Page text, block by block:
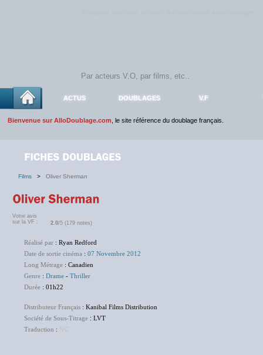
ACTUS DOUBLAGES V.F
Bienvenue sur AlloDoublage.com , le site référence du doublage français.
Films > Oliver Sherman
Votre avis
sur la VF :
2.0/5 (179 notes)
Réalisé par : Ryan Redford
Date de sortie cinéma : 07 Novembre 2012
Long Métrage : Canadien
Genre : Drame - Thriller
Durée : 01h22
Distributeur Français : Kanibal Films Distribution
Société de Sous-Titrage : LVT
Traduction : NC